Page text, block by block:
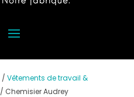
/ Vêtements de travail &
/ Chemisier Audrey